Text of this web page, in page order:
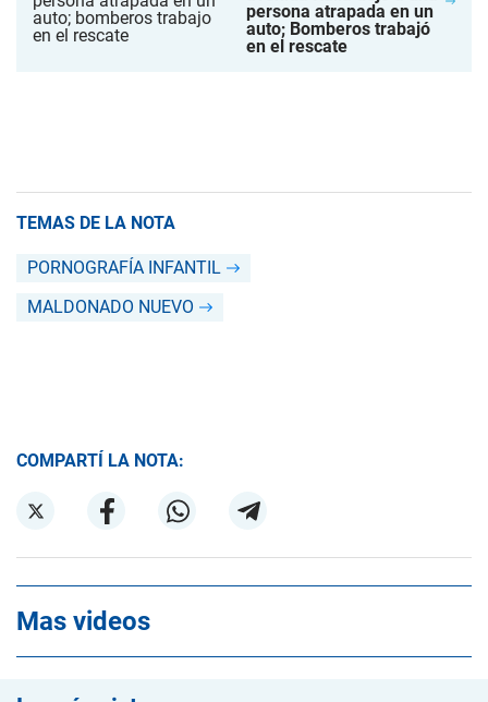
persona atrapada en un
auto; Bomberos trabajó
en el rescate
TEMAS DE LA NOTA
PORNOGRAFÍA INFANTIL
MALDONADO NUEVO
COMPARTÍ LA NOTA:
Mas videos